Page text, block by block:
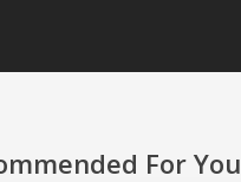
For You